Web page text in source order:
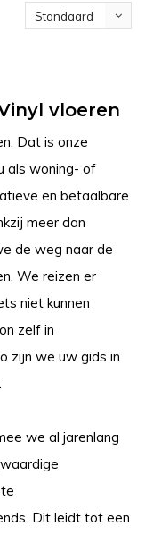
Standaard
vloeren
Dat is onze
als woning- of
en betaalbare
meer dan
de weg naar de
We reizen er
niet kunnen
zelf in
zijn we uw gids in
we al jarenlang
Dit leidt tot een